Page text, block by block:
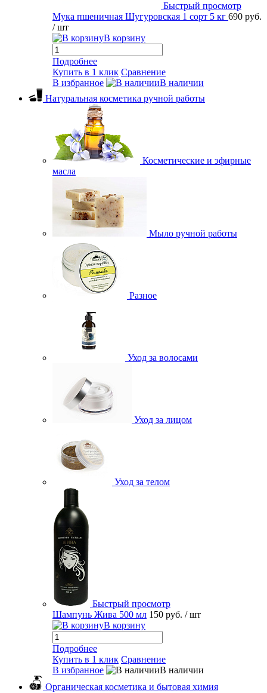
Быстрый просмотр
Мука пшеничная Шугуровская 1 сорт 5 кг 690 руб.
/ шт
В корзину
Подробнее
Купить в 1 клик Сравнение
В избранное
В наличии
Натуральная косметика ручной работы
Косметические и эфирные
масла
Мыло ручной работы
Разное
Уход за волосами
Уход за лицом
Уход за телом
Быстрый просмотр
Шампунь Жива 500 мл 150 руб. / шт
В корзину
Подробнее
Купить в 1 клик Сравнение
В избранное
В наличии
Органическая косметика и бытовая химия